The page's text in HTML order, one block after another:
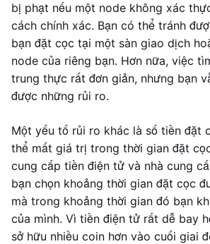
bị phạt nếu một node không xác
cách chính xác. Bạn có thể tránh
bạn đặt cọc tại một sàn giao dịch
node của riêng bạn. Hơn nữa, việc
trung thực rất đơn giản, nhưng bạn
được những rủi ro.
Một yếu tố rủi ro khác là số tiền đặt
thể mất giá trị trong thời gian đặt
cung cấp tiền điện tử và nhà cung
bạn chọn khoảng thời gian đặt cọc
mà trong khoảng thời gian đó bạn
của mình. Vì tiền điện tử rất dễ bay
sở hữu nhiều coin hơn vào cuối giai